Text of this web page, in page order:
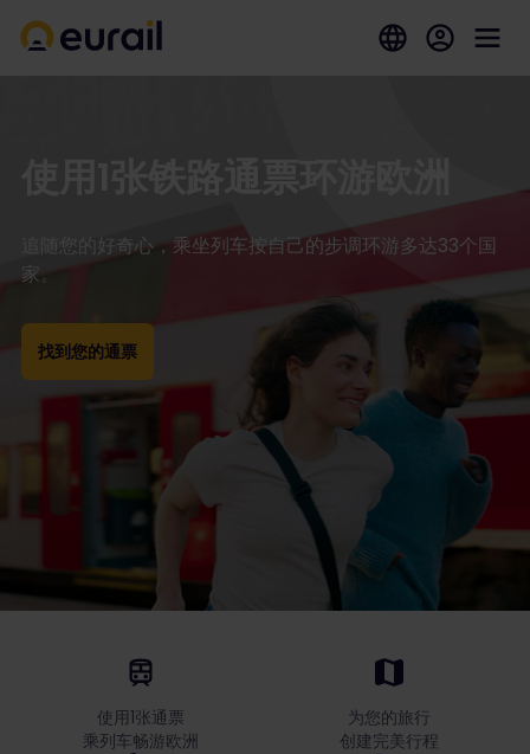
追随您的好奇心，乘坐列车按自己的步调环游多达33个国
家。
找到您的通票
使用1张通票
乘列车畅游欧洲
为您的旅行
创建完美行程